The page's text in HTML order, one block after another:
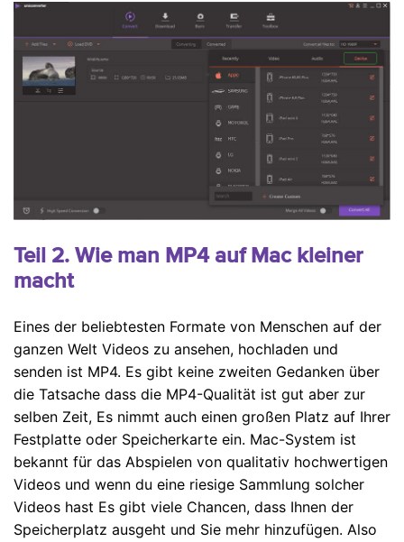
Teil 2. Wie man MP4 auf Mac kleiner
macht
Eines der beliebtesten Formate von Menschen auf der
ganzen Welt Videos zu ansehen, hochladen und
senden ist MP4. Es gibt keine zweiten Gedanken über
die Tatsache dass die MP4-Qualität ist gut aber zur
selben Zeit, Es nimmt auch einen großen Platz auf Ihrer
Festplatte oder Speicherkarte ein. Mac-System ist
bekannt für das Abspielen von qualitativ hochwertigen
Videos und wenn du eine riesige Sammlung solcher
Videos hast Es gibt viele Chancen, dass Ihnen der
Speicherplatz ausgeht und Sie mehr hinzufügen. Also